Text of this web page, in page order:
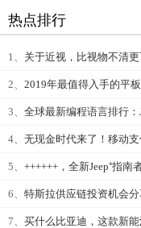
热点排行
1、 关于近视，比视物不清
2、 2019年最值得入手的平
3、 全球最新编程语言排行：
4、 无现金时代来了！移动
5、 ++++++，全新Jeep⁺指南
6、 特斯拉供应链投资机会
7、 买什么比亚迪，这款新